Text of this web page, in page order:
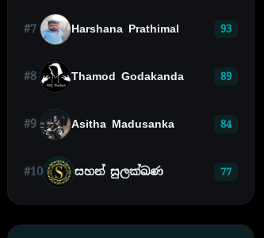
#7 Harshana Prathimal 93
#8 Thamod Godakanda 89
#9 Asitha Madusanka 84
#10 සහන් සුලක්ඛණ 77